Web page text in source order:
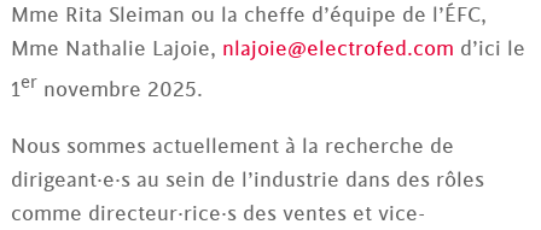
Mme Rita Sleiman ou la cheffe d’équipe de l’ÉFC,
Mme Nathalie Lajoie, nlajoie@electrofed.com d’ici le
1er novembre 2025.
Nous sommes actuellement à la recherche de
dirigeant·e·s au sein de l’industrie dans des rôles
comme directeur·rice·s des ventes et vice-